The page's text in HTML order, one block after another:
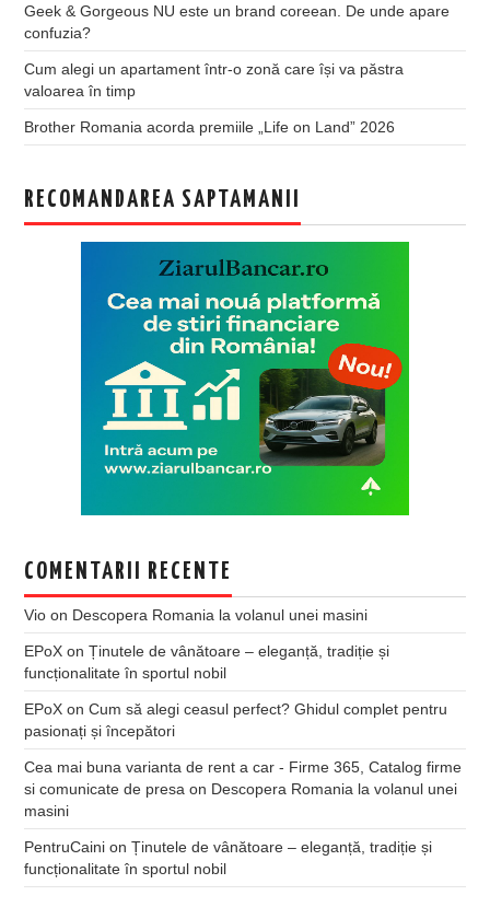
Geek & Gorgeous NU este un brand coreean. De unde apare
confuzia?
Cum alegi un apartament într-o zonă care își va păstra
valoarea în timp
Brother Romania acorda premiile „Life on Land” 2026
RECOMANDAREA SAPTAMANII
COMENTARII RECENTE
Vio on Descopera Romania la volanul unei masini
EPoX onȚinutele de vânătoare – eleganță, tradiție și
funcționalitate în sportul nobil
EPoX onCum să alegi ceasul perfect? Ghidul complet pentru
pasionați și începători
Cea mai buna varianta de rent a car - Firme 365, Catalog firme
si comunicate de presa on Descopera Romania la volanul unei
masini
PentruCaini onȚinutele de vânătoare – eleganță, tradiție și
funcționalitate în sportul nobil